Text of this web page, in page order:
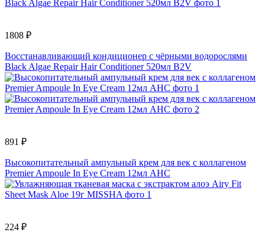
1808 ₽
Восстанавливающий кондиционер с чёрными водорослями
Black Algae Repair Hair Conditioner 520мл B2V
891 ₽
Высокопитательный ампульный крем для век с коллагеном
Premier Ampoule In Eye Cream 12мл AHC
224 ₽